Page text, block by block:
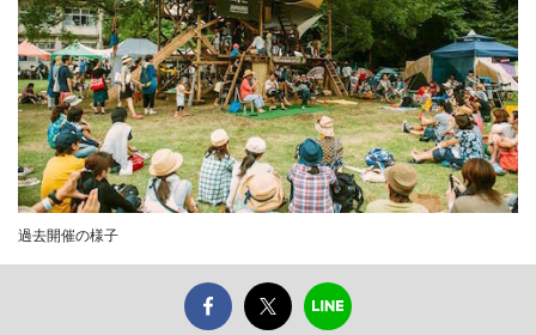
過去開催の様子